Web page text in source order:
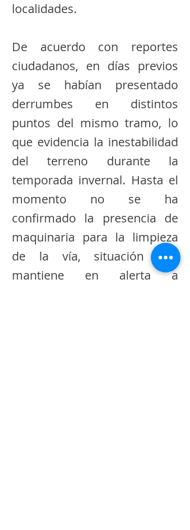
localidades.
De acuerdo con reportes
ciudadanos, en días previos
ya se habían presentado
derrumbes en distintos
puntos del mismo tramo, lo
que evidencia la inestabilidad
del terreno durante la
temporada invernal. Hasta el
momento no se ha
confirmado la presencia de
maquinaria para la limpieza
de la vía, situación que
mantiene en alerta a